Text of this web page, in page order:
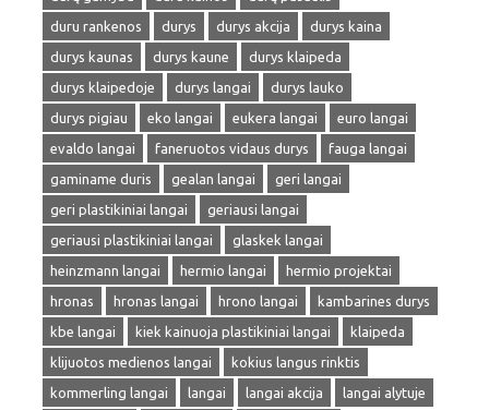
duru rankenos
durys durys akcija
durys kaina
durys kaunas
durys kaune
durys klaipeda
durys klaipedoje
durys langai
durys lauko
durys pigiau
eko langai eukera langai
euro langai
evaldo langai
faneruotos vidaus durys
fauga langai
gaminame duris
gealan langai
geri langai
geri plastikiniai langai
geriausi langai
geriausi plastikiniai langai
glaskek langai
heinzmann langai
hermio langai
hermio projektai
hronas
hronas langai hrono langai
kambarines durys
kbe langai
kiek kainuoja plastikiniai langai
klaipeda
klijuotos medienos langai
kokius langus rinktis
kommerling langai
langai langai akcija
langai alytuje